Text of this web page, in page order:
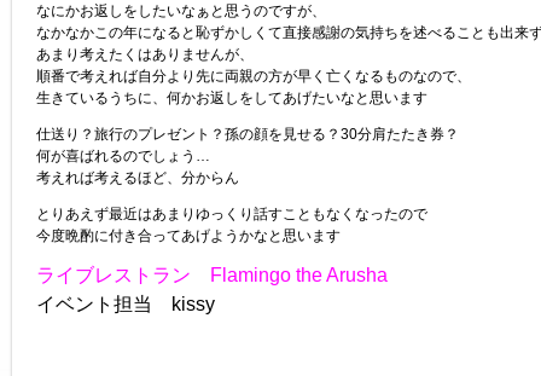
なにかお返しをしたいなぁと思うのですが、
なかなかこの年になると恥ずかしくて直接感謝の気持ちを述べることも出来
あまり考えたくはありませんが、
順番で考えれば自分より先に両親の方が早く亡くなるものなので、
生きているうちに、何かお返しをしてあげたいなと思います
仕送り？旅行のプレゼント？孫の顔を見せる？30分肩たたき券？
何が喜ばれるのでしょう…
考えれば考えるほど、分からん
とりあえず最近はあまりゆっくり話すこともなくなったので
今度晩酌に付き合ってあげようかなと思います
ライブレストラン Flamingo the Arusha
イベント担当 kissy